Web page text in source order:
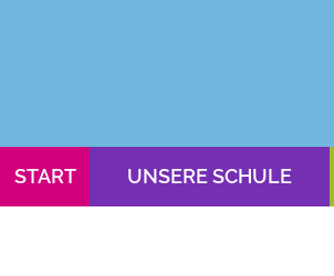
START UNSERE SCHULE